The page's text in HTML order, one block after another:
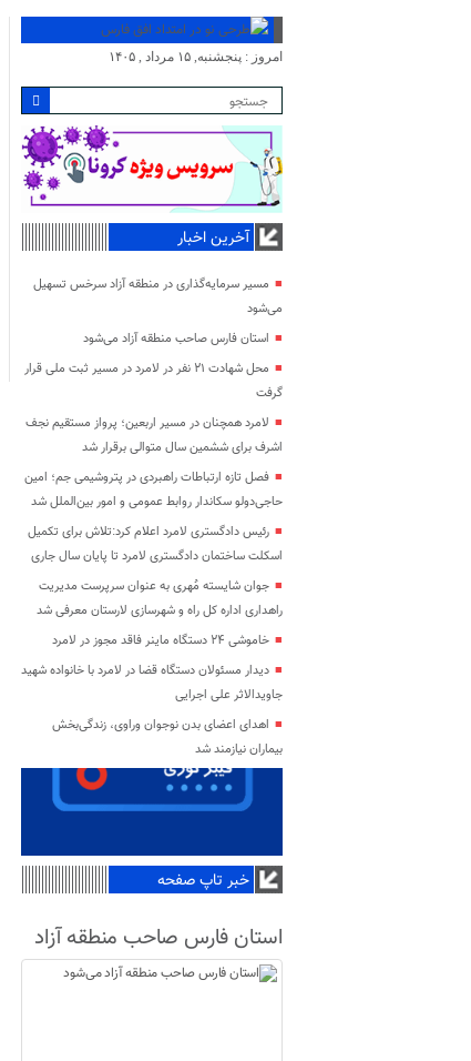
امروز : پنجشنبه, ۱۵ مرداد , ۱۴۰۵
آخرین اخبار
مسیر سرمایه‌گذاری در منطقه آزاد سرخس تسهیل
می‌شود
استان فارس صاحب منطقه آزاد می‌شود
محل شهادت ۲۱ نفر در لامرد در مسیر ثبت ملی قرار
گرفت
لامرد همچنان در مسیر اربعین؛ پرواز مستقیم نجف
اشرف برای ششمین سال متوالی برقرار شد
فصل تازه ارتباطات راهبردی در پتروشیمی جم؛ امین
حاجی‌دولو سکاندار روابط عمومی و امور بین‌الملل شد
رئیس دادگستری لامرد اعلام کرد:تلاش برای تکمیل
اسکلت ساختمان دادگستری لامرد تا پایان سال جاری
جوان شایسته مُهری به عنوان سرپرست مدیریت
راهداری اداره کل راه و شهرسازی لارستان معرفی شد
خاموشی ۲۴ دستگاه ماینر فاقد مجوز در لامرد
دیدار مسئولان دستگاه قضا در لامرد با خانواده شهید
جاویدالاثر علی اجرایی
اهدای اعضای بدن نوجوان وراوی، زندگی‌بخش
بیماران نیازمند شد
خبر تاپ صفحه
استان فارس صاحب منطقه آزاد
می‌شود